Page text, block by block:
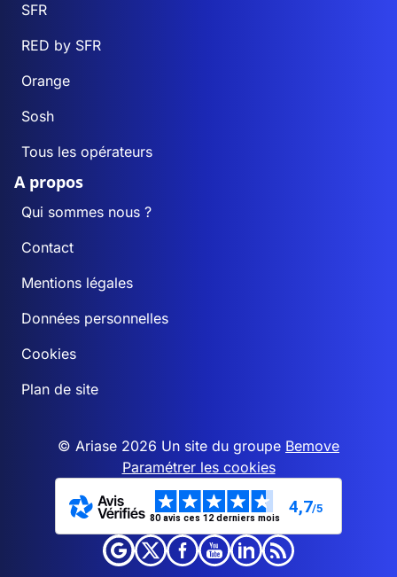
SFR
RED by SFR
Orange
Sosh
Tous les opérateurs
A propos
Qui sommes nous ?
Contact
Mentions légales
Données personnelles
Cookies
Plan de site
© Ariase 2026 Un site du groupe Bemove
Paramétrer les cookies
80 avis ces 12 derniers mois
4,7/5